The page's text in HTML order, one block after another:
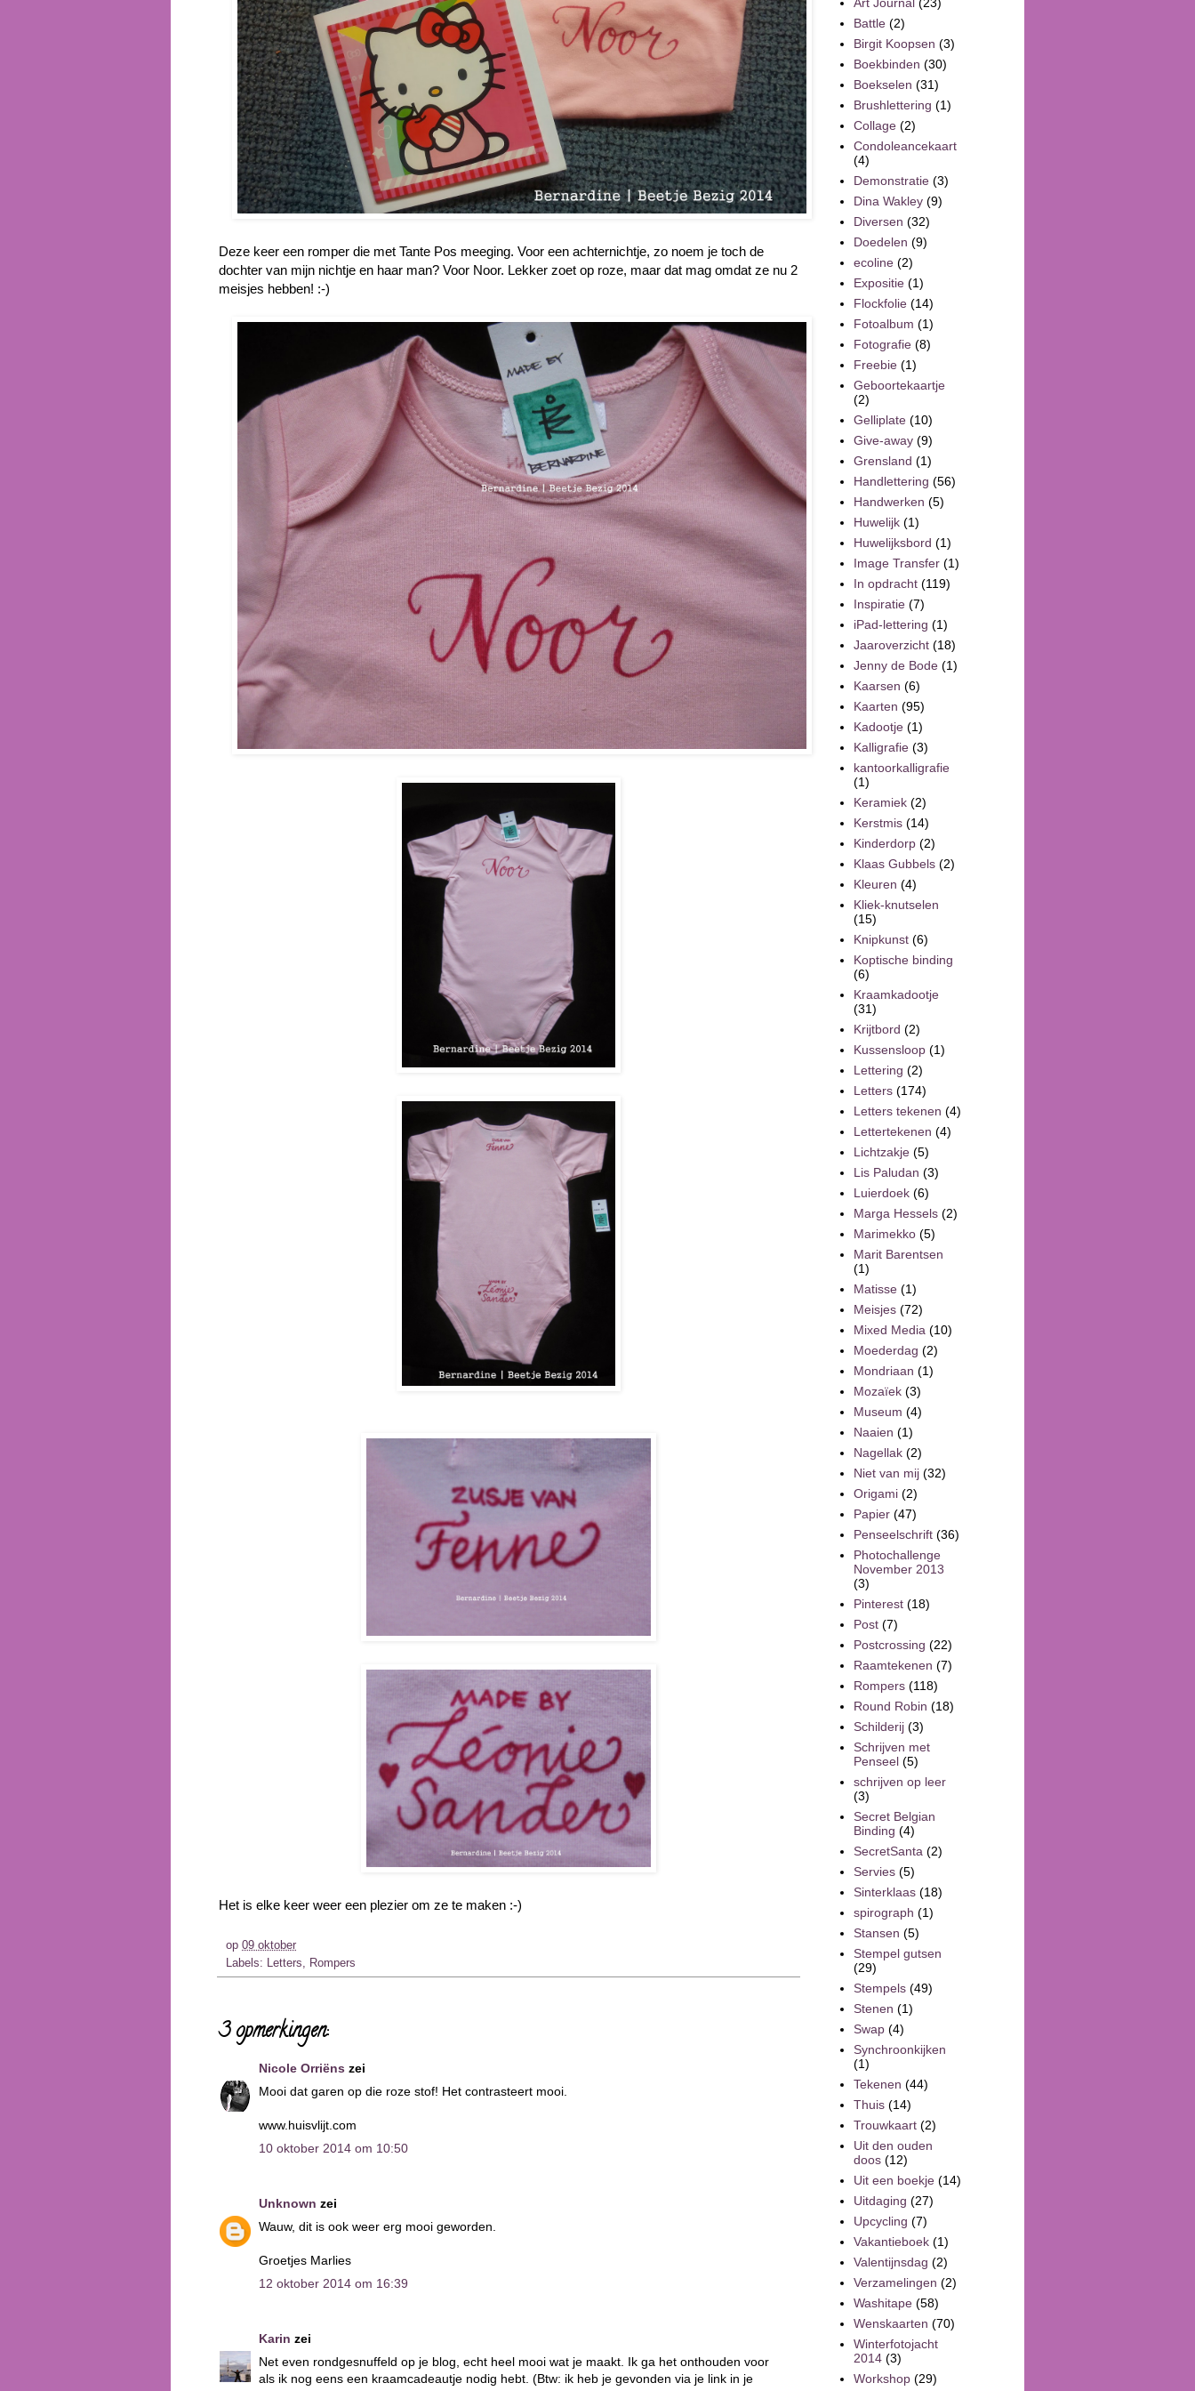
Deze keer een romper die met Tante Pos meeging. Voor een achternichtje, zo noem je toch de
dochter van mijn nichtje en haar man? Voor Noor. Lekker zoet op roze, maar dat mag omdat ze nu 2
meisjes hebben! :-)
Het is elke keer weer een plezier om ze te maken :-)
op 09 oktober
Labels: Letters, Rompers
3 opmerkingen:
Nicole Orriëns zei
Mooi dat garen op die roze stof! Het contrasteert mooi.
www.huisvlijt.com
10 oktober 2014 om 10:50
Unknown zei
Wauw, dit is ook weer erg mooi geworden.
Groetjes Marlies
12 oktober 2014 om 16:39
Karin zei
Net even rondgesnuffeld op je blog, echt heel mooi wat je maakt. Ik ga het onthouden voor
als ik nog eens een kraamcadeautje nodig hebt. (Btw: ik heb je gevonden via je link in je
Art Journal (23)
Battle (2)
Birgit Koopsen (3)
Boekbinden (30)
Boekselen (31)
Brushlettering (1)
Collage (2)
Condoleancekaart
(4)
Demonstratie (3)
Dina Wakley (9)
Diversen (32)
Doedelen (9)
ecoline (2)
Expositie (1)
Flockfolie (14)
Fotoalbum (1)
Fotografie (8)
Freebie (1)
Geboortekaartje
(2)
Gelliplate (10)
Give-away (9)
Grensland (1)
Handlettering (56)
Handwerken (5)
Huwelijk (1)
Huwelijksbord (1)
Image Transfer (1)
In opdracht (119)
Inspiratie (7)
iPad-lettering (1)
Jaaroverzicht (18)
Jenny de Bode (1)
Kaarsen (6)
Kaarten (95)
Kadootje (1)
Kalligrafie (3)
kantoorkalligrafie
(1)
Keramiek (2)
Kerstmis (14)
Kinderdorp (2)
Klaas Gubbels (2)
Kleuren (4)
Kliek-knutselen
(15)
Knipkunst (6)
Koptische binding
(6)
Kraamkadootje
(31)
Krijtbord (2)
Kussensloop (1)
Lettering (2)
Letters (174)
Letters tekenen (4)
Lettertekenen (4)
Lichtzakje (5)
Lis Paludan (3)
Luierdoek (6)
Marga Hessels (2)
Marimekko (5)
Marit Barentsen
(1)
Matisse (1)
Meisjes (72)
Mixed Media (10)
Moederdag (2)
Mondriaan (1)
Mozaïek (3)
Museum (4)
Naaien (1)
Nagellak (2)
Niet van mij (32)
Origami (2)
Papier (47)
Penseelschrift (36)
Photochallenge
November 2013
(3)
Pinterest (18)
Post (7)
Postcrossing (22)
Raamtekenen (7)
Rompers (118)
Round Robin (18)
Schilderij (3)
Schrijven met
Penseel (5)
schrijven op leer
(3)
Secret Belgian
Binding (4)
SecretSanta (2)
Servies (5)
Sinterklaas (18)
spirograph (1)
Stansen (5)
Stempel gutsen
(29)
Stempels (49)
Stenen (1)
Swap (4)
Synchroonkijken
(1)
Tekenen (44)
Thuis (14)
Trouwkaart (2)
Uit den ouden
doos (12)
Uit een boekje (14)
Uitdaging (27)
Upcycling (7)
Vakantieboek (1)
Valentijnsdag (2)
Verzamelingen (2)
Washitape (58)
Wenskaarten (70)
Winterfotojacht
2014 (3)
Workshop (29)